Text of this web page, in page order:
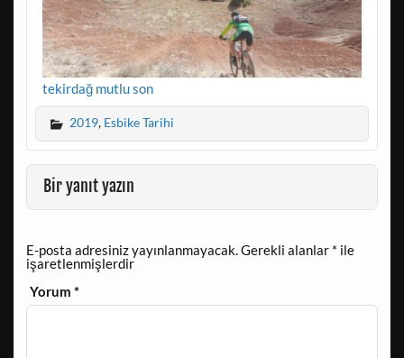
tekirdağ mutlu son
2019, Esbike Tarihi
Bir yanıt yazın
E-posta adresiniz yayınlanmayacak.Gerekli alanlar * ile
işaretlenmişlerdir
Yorum*